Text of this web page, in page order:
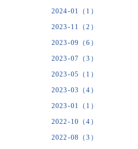
2024-01（1）
2023-11（2）
2023-09（6）
2023-07（3）
2023-05（1）
2023-03（4）
2023-01（1）
2022-10（4）
2022-08（3）